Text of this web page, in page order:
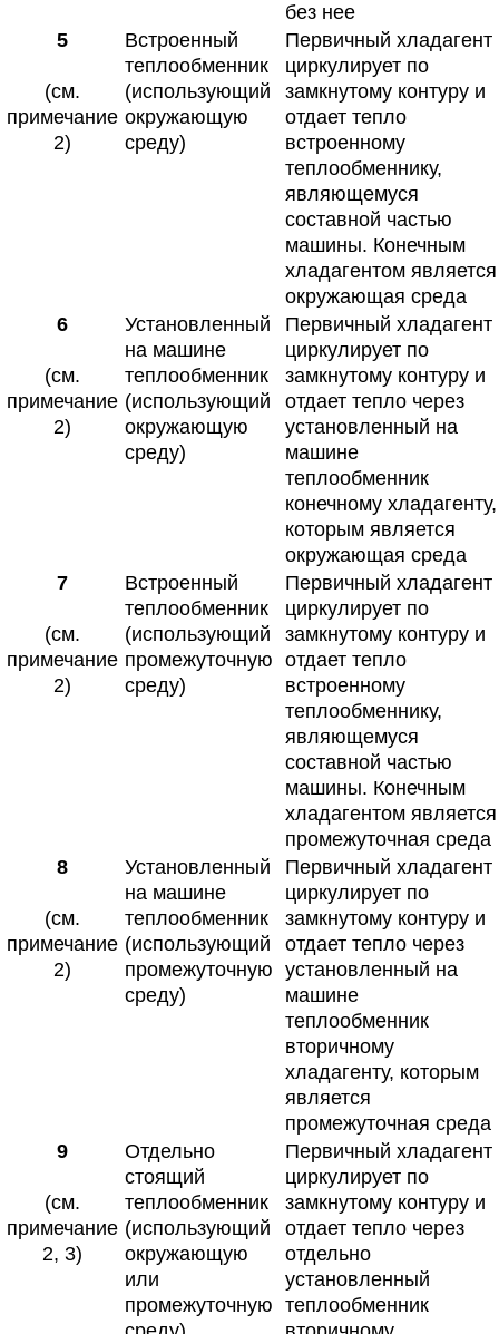
без нее
5
(см.
примечание
2)
Встроенный
теплообменник
(использующий
окружающую
среду)
Первичный хладагент
циркулирует по
замкнутому контуру и
отдает тепло
встроенному
теплообменнику,
являющемуся
составной частью
машины. Конечным
хладагентом является
окружающая среда
6
(см.
примечание
2)
Установленный
на машине
теплообменник
(использующий
окружающую
среду)
Первичный хладагент
циркулирует по
замкнутому контуру и
отдает тепло через
установленный на
машине
теплообменник
конечному хладагенту,
которым является
окружающая среда
7
(см.
примечание
2)
Встроенный
теплообменник
(использующий
промежуточную
среду)
Первичный хладагент
циркулирует по
замкнутому контуру и
отдает тепло
встроенному
теплообменнику,
являющемуся
составной частью
машины. Конечным
хладагентом является
промежуточная среда
8
(см.
примечание
2)
Установленный
на машине
теплообменник
(использующий
промежуточную
среду)
Первичный хладагент
циркулирует по
замкнутому контуру и
отдает тепло через
установленный на
машине
теплообменник
вторичному
хладагенту, которым
является
промежуточная среда
9
(см.
примечание
2, 3)
Отдельно
стоящий
теплообменник
(использующий
окружающую
или
промежуточную
Первичный хладагент
циркулирует по
замкнутому контуру и
отдает тепло через
отдельно
установленный
теплообменник